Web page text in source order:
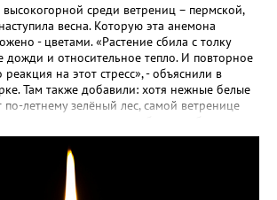
среди ветрениц – пермской,
весна. Которую эта анемона
- цветами. «Растение сбила с толку
дожди и относительное тепло. И повторное
реакция на этот стресс», - объяснили в
Там также добавили: хотя нежные белые
летнему зелёный лес, самой ветренице
зимовкой.